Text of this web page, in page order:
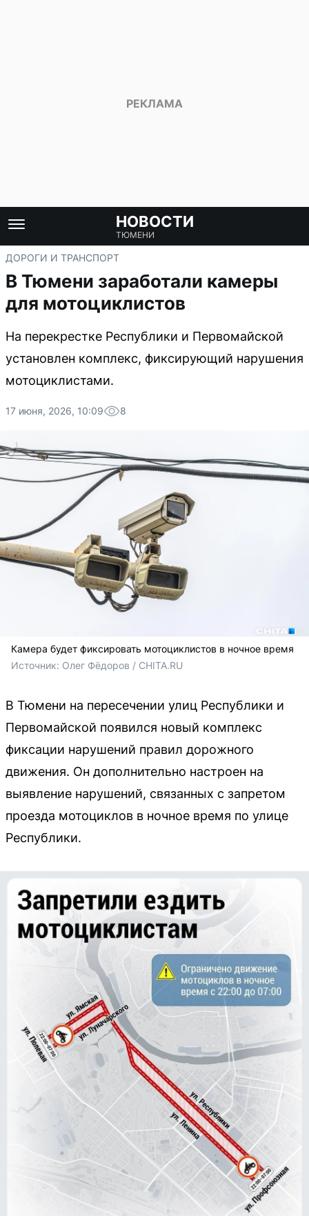
НОВОСТИ
ТЮМЕНИ
ДОРОГИ И ТРАНСПОРТ
В Тюмени заработали камеры
для мотоциклистов
На перекрестке Республики и Первомайской
установлен комплекс, фиксирующий нарушения
мотоциклистами.
17 июня, 2026, 10:09 8
Камера будет фиксировать мотоциклистов в ночное время
Источник: Олег Фёдоров / CHITA.RU
В Тюмени на пересечении улиц Республики и
Первомайской появился новый комплекс
фиксации нарушений правил дорожного
движения. Он дополнительно настроен на
выявление нарушений, связанных с запретом
проезда мотоциклов в ночное время по улице
Республики.